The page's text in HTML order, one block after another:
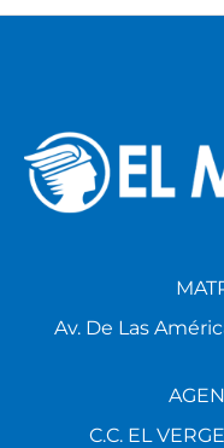
Av. De Las
C.C. EL